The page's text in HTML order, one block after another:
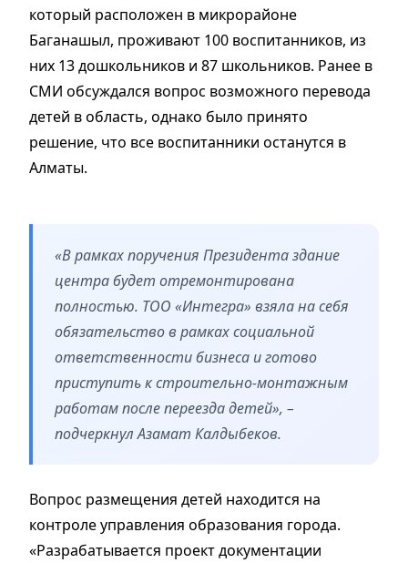
который расположен в микрорайоне
Баганашыл, проживают 100 воспитанников, из
них 13 дошкольников и 87 школьников. Ранее в
СМИ обсуждался вопрос возможного перевода
детей в область, однако было принято
решение, что все воспитанники останутся в
Алматы.
«В рамках поручения Президента здание
центра будет отремонтирована
полностью. ТОО «Интегра» взяла на себя
обязательство в рамках социальной
ответственности бизнеса и готово
приступить к строительно-монтажным
работам после переезда детей», –
подчеркнул Азамат Калдыбеков.
Вопрос размещения детей находится на
контроле управления образования города.
«Разрабатывается проект документации